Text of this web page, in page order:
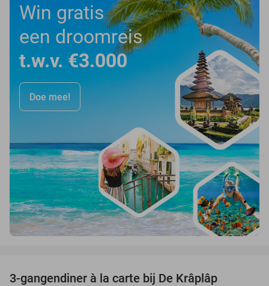
Win gratis
een droomreis
t.w.v. €3.000
Doe mee!
3-gangendiner à la carte bij De Krâplâp